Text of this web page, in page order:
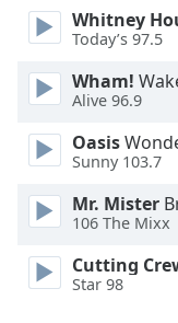
Opacity
Caption
Area
Color
Opacity
Font
Whitney
Today’s 97.5
Wham!
Alive 96.9
Oasis
Sunny 103.7
Mr. Mister
106 The Mixx
Cutting
Star 98